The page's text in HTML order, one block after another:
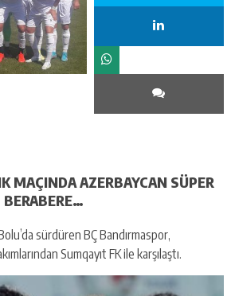
MAÇINDA AZERBAYCAN SÜPER
sürdüren BÇ Bandırmaspor,
Sumqayıt FK ile karşılaştı.